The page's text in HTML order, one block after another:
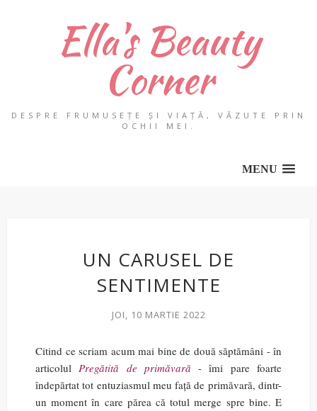
Ella's Beauty
Corner
DESPRE FRUMUSEȚE ȘI VIAȚĂ, VĂZUTE PRIN
OCHII MEI.
MENU
UN CARUSEL DE
SENTIMENTE
JOI, 10 MARTIE 2022
Citind ce scriam acum mai bine de două săptămâni - în
articolulPregătită de primăvară- îmi pare foarte
îndepărtat tot entuziasmul meu față de primăvară, dintr-
un moment în care părea că totul merge spre bine. E